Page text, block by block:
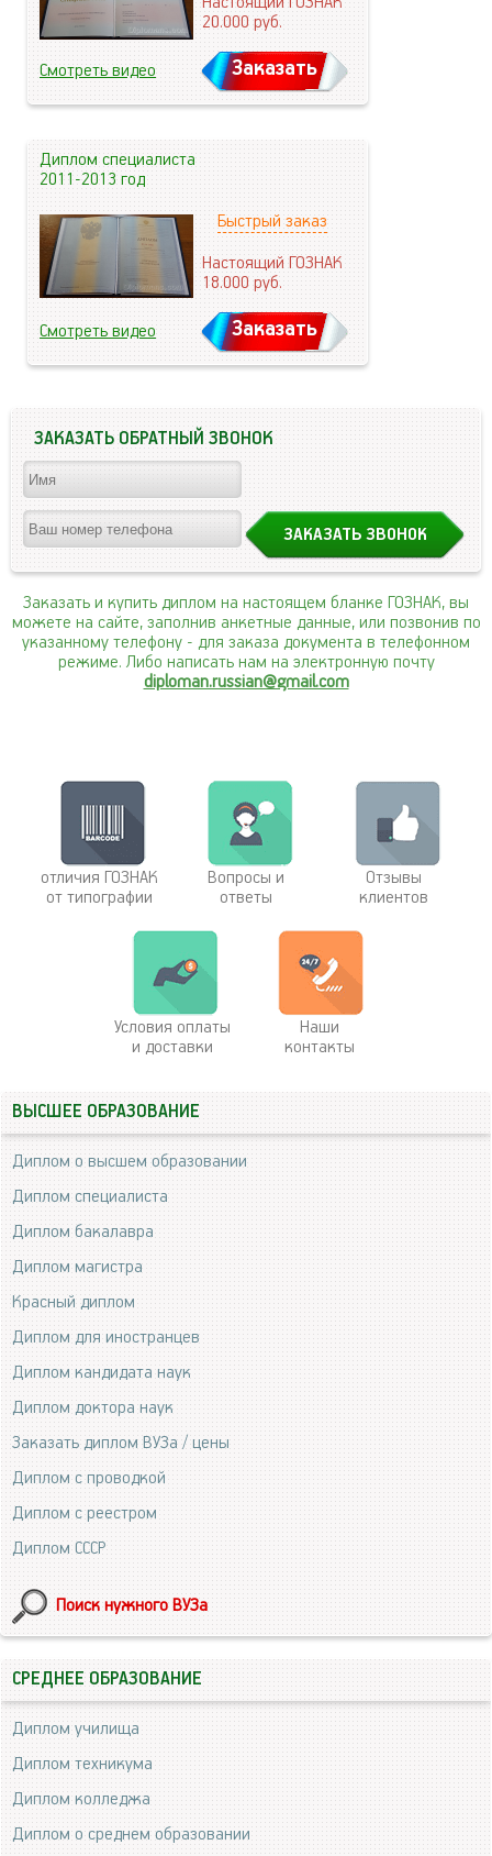
20.000руб.
Смотреть видео Заказать
Диплом специалиста
2011-2013 год
Быстрый заказ
Настоящий ГОЗНАК
18.000руб.
Смотреть видео Заказать
ЗАКАЗАТЬ ОБРАТНЫЙ ЗВОНОК
Заказать и купить диплом на настоящем бланке ГОЗНАК, вы
можете на сайте, заполнив анкетные данные, или позвонив по
указанному телефону - для заказа документа в телефонном
режиме. Либо написать нам на электронную почту
diploman.russian@gmail.com
отличия ГОЗНАК
от типографии
Вопросы и
ответы
Отзывы
клиентов
Условия оплаты
и доставки
Наши
контакты
ВЫСШЕЕ ОБРАЗОВАНИЕ
Диплом о высшем образовании
Диплом специалиста
Диплом бакалавра
Диплом магистра
Красный диплом
Диплом для иностранцев
Диплом кандидата наук
Диплом доктора наук
Заказать диплом ВУЗа / цены
Диплом с проводкой
Диплом с реестром
Диплом СССР
Поиск нужного ВУЗа
СРЕДНЕЕ ОБРАЗОВАНИЕ
Диплом училища
Диплом техникума
Диплом колледжа
Диплом о среднем образовании